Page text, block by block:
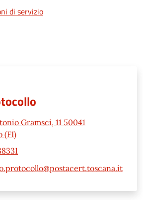
di servizio
Gramsci, 11 50041
(FI)